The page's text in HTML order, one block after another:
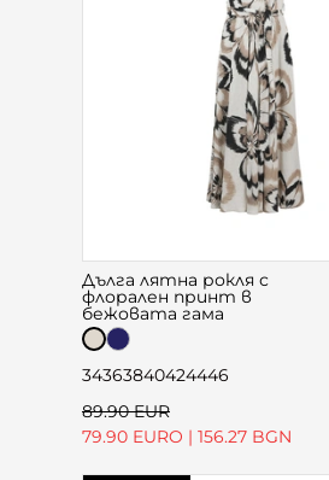
Дълга лятна рокля с
флорален принт в
бежовата гама
34363840424446
89.90 EUR
79.90 EURO | 156.27 BGN